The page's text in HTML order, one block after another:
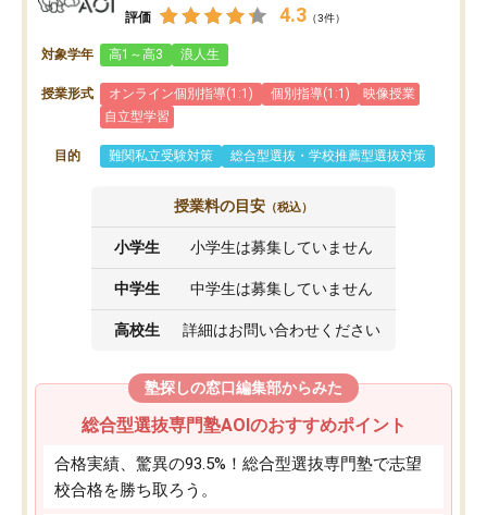
評価 4.3 （3件）
対象学年 高1～高3 浪人生
授業形式 オンライン個別指導(1:1) 個別指導(1:1)
映像授業
自立型学習
目的 難関私立受験対策 総合型選抜・学校推薦型選抜対策
授業料の目安 （税込）
小学生 小学生は募集していません
中学生 中学生は募集していません
高校生 詳細はお問い合わせください
塾探しの窓口編集部からみた
総合型選抜専門塾AOIのおすすめポイント
合格実績、驚異の93.5%！総合型選抜専門塾で志望
校合格を勝ち取ろう。